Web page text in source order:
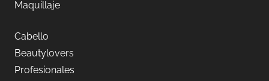
Maquillaje
Cabello
Beautylovers
Profesionales